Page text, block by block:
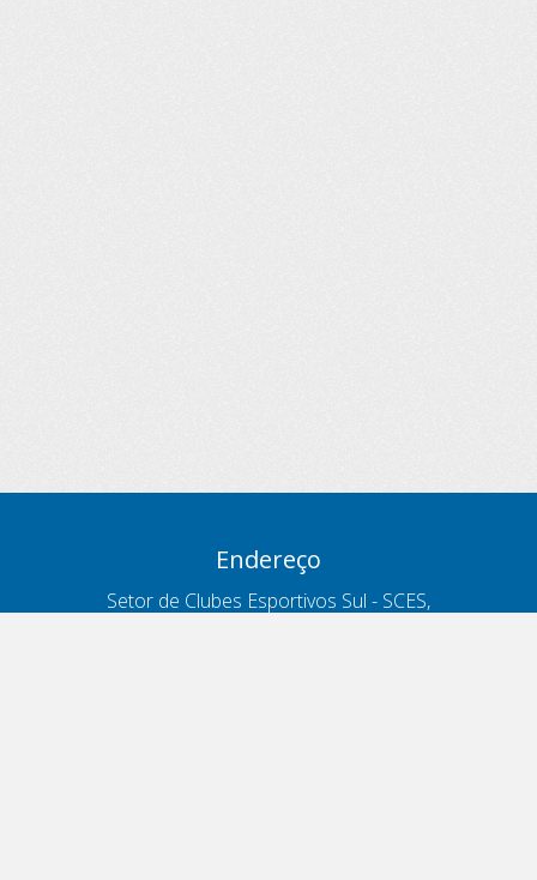
Endereço
Setor de Clubes Esportivos Sul - SCES,